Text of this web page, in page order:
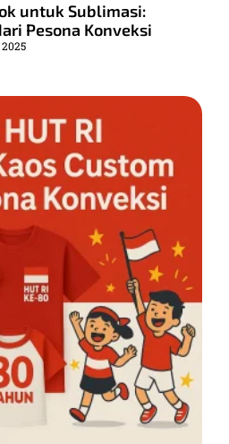
untuk Sublimasi:
Pesona Konveksi